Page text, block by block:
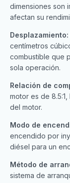
dimensiones son
afectan su
Desplazamiento:
centímetros
combustible que
sola operación.
Relación de
motor es de
del motor.
Modo de
encendido por
diésel para un
Método de
sistema de